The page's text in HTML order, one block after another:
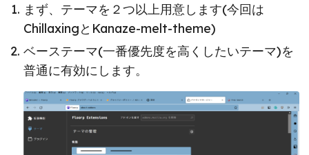
まず、テーマを２つ以上用意します(今回は
ChillaxingとKanaze-melt-theme)
ベーステーマ(一番優先度を高くしたいテーマ)を
普通に有効にします。